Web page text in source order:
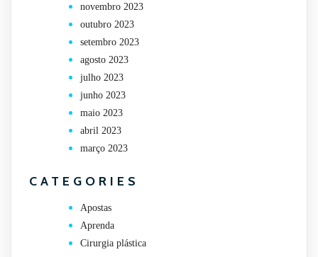
novembro 2023
outubro 2023
setembro 2023
agosto 2023
julho 2023
junho 2023
maio 2023
abril 2023
março 2023
CATEGORIES
Apostas
Aprenda
Cirurgia plástica